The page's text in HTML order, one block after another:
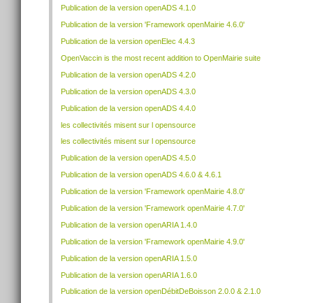
Publication de la version openADS 4.1.0
Publication de la version 'Framework openMairie 4.6.0'
Publication de la version openElec 4.4.3
OpenVaccin is the most recent addition to OpenMairie suite
Publication de la version openADS 4.2.0
Publication de la version openADS 4.3.0
Publication de la version openADS 4.4.0
les collectivités misent sur l opensource
les collectivités misent sur l opensource
Publication de la version openADS 4.5.0
Publication de la version openADS 4.6.0 & 4.6.1
Publication de la version 'Framework openMairie 4.8.0'
Publication de la version 'Framework openMairie 4.7.0'
Publication de la version openARIA 1.4.0
Publication de la version 'Framework openMairie 4.9.0'
Publication de la version openARIA 1.5.0
Publication de la version openARIA 1.6.0
Publication de la version openDébitDeBoisson 2.0.0 & 2.1.0